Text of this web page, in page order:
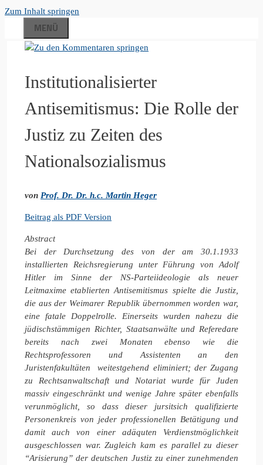
Zum Inhalt springen
MENÜ
Institutionalisierter
Antisemitismus: Die Rolle der
Justiz zu Zeiten des
Nationalsozialismus
von Prof. Dr. Dr. h.c. Martin Heger
Beitrag als PDF Version
Abstract
Bei der Durchsetzung des von der am 30.1.1933
installierten Reichsregierung unter Führung von Adolf
Hitler im Sinne der NS-Parteiideologie als neuer
Leitmaxime etablierten Antisemitismus spielte die Justiz,
die aus der Weimarer Republik übernommen worden war,
eine fatale Doppelrolle. Einerseits wurden nahezu die
jüdischstämmigen Richter, Staatsanwälte und Referedare
bereits nach zwei Monaten ebenso wie die
Rechtsprofessoren und Assistenten an den
Juristenfakultäten weitestgehend eliminiert; der Zugang
zu Rechtsanwaltschaft und Notariat wurde für Juden
massiv eingeschränkt und wenige Jahre später ebenfalls
verunmöglicht, so dass dieser jursitsich qualifizierte
Personenkreis von jeder professionellen Betätigung und
damit auch von einer adäquten Verdienstmöglichkeit
ausgeschlossen war. Zugleich kam es parallel zu dieser
“Arisierung” der deutschen Justiz zu einer zunehmenden